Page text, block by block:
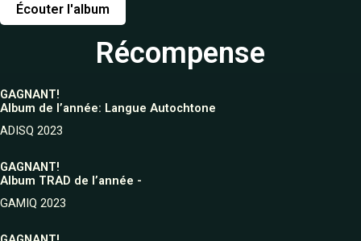
Écouter l'album
Récompense
GAGNANT!
Album de l’année: Langue Autochtone
ADISQ 2023
GAGNANT!
Album TRAD de l’année -
GAMIQ 2023